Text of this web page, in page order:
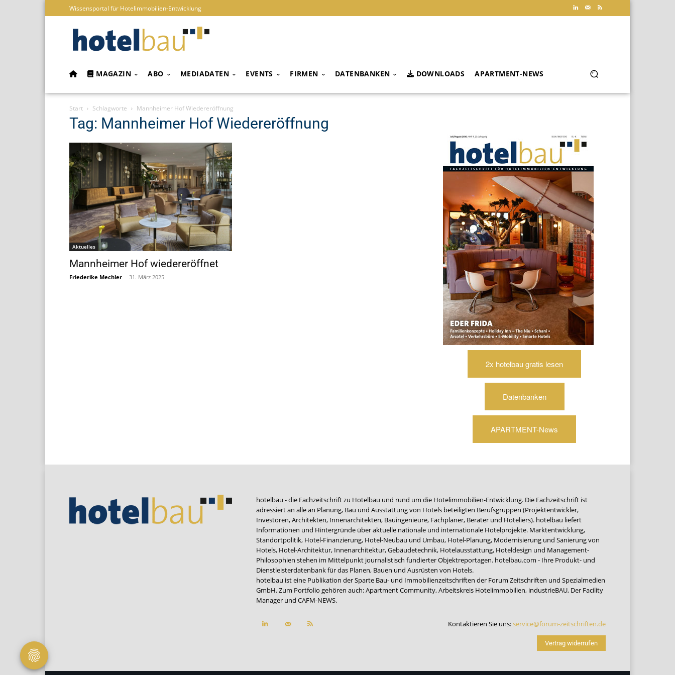
Wissensportal für Hotelimmobilien-Entwicklung
MAGAZIN ABO MEDIADATEN EVENTS FIRMEN DATENBANKEN DOWNLOADS APARTMENT-NEWS
Start Schlagworte Mannheimer Hof Wiedereröffnung
Tag: Mannheimer Hof Wiedereröffnung
Aktuelles
Mannheimer Hof wiedereröffnet
Friederike Mechler - 31. März 2025
2x hotelbau gratis lesen
Datenbanken
APARTMENT-News
hotelbau - die Fachzeitschrift zu Hotelbau und rund um die Hotelimmobilien-Entwicklung. Die Fachzeitschrift ist
adressiert an alle an Planung, Bau und Ausstattung von Hotels beteiligten Berufsgruppen (Projektentwickler,
Investoren, Architekten, Innenarchitekten, Bauingenieure, Fachplaner, Berater und Hoteliers). hotelbau liefert
Informationen und Hintergründe über aktuelle nationale und internationale Hotelprojekte. Marktentwicklung,
Standortpolitik, Hotel-Finanzierung, Hotel-Neubau und Umbau, Hotel-Planung, Modernisierung und Sanierung von
Hotels, Hotel-Architektur, Innenarchitektur, Gebäudetechnik, Hotelausstattung, Hoteldesign und Management-
Philosophien stehen im Mittelpunkt journalistisch fundierter Objektreportagen. hotelbau.com - Ihre Produkt- und
Dienstleisterdatenbank für das Planen, Bauen und Ausrüsten von Hotels.
hotelbau ist eine Publikation der Sparte Bau- und Immobilienzeitschriften der Forum Zeitschriften und Spezialmedien
GmbH. Zum Portfolio gehören auch:Apartment Community,Arbeitskreis Hotelimmobilien, industrieBAU, Der Facility
Manager und CAFM-NEWS.
Kontaktieren Sie uns:service@forum-zeitschriften.de
Vertrag widerrufen